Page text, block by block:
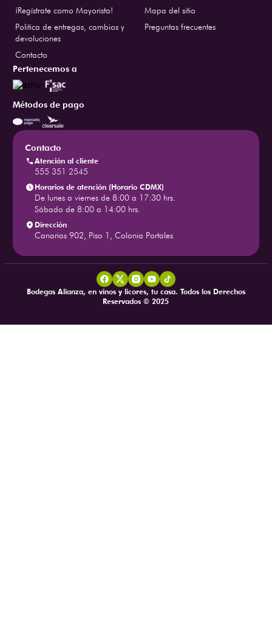
¡Regístrate como Mayorista!
Politica de entregas, cambios y
devoluciones
Contacto
Mapa del sitio
Preguntas frecuentes
Pertenecemos a
Métodos de pago
Contacto
Atención al cliente
555 351 2545
Horarios de atención (Horario CDMX)
De lunes a viernes de 8:00 a 17:30 hrs.
Sábado de 8:00 a 14:00 hrs.
Dirección
Canarias 902, Piso 1, Colonia Portales
Bodegas Alianza, en vinos y licores, tu casa. Todos los Derechos
Reservados © 2025